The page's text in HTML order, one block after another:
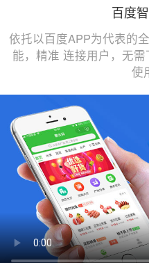
百度
依托以百度APP为代表的
能，精准 连接用户，无
使